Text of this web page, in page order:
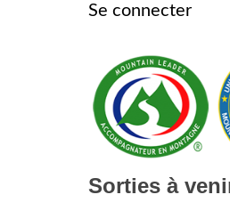
Se connecter
Sorties à